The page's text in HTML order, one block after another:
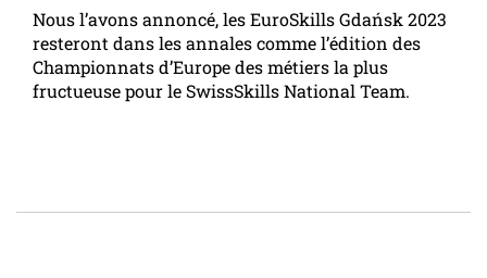
Nous l’avons annoncé, les EuroSkills Gdańsk 2023
resteront dans les annales comme l’édition des
Championnats d’Europe des métiers la plus
fructueuse pour le SwissSkills National Team.